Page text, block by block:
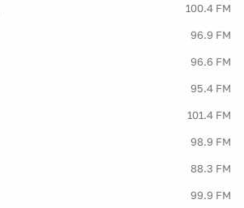
100.4 FM
96.9 FM
96.6 FM
95.4 FM
101.4 FM
98.9 FM
88.3 FM
99.9 FM